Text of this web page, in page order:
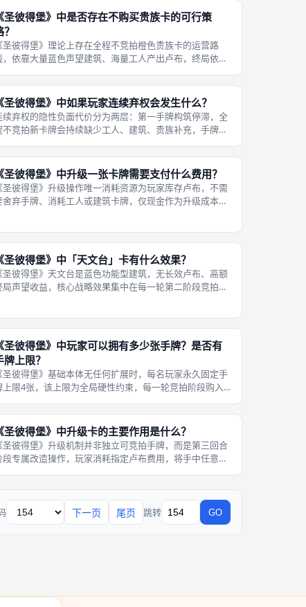
扩展为五人配套的新增内容包
《圣彼得堡》中是否存在不购买贵族卡的可行策
圣彼得堡》理论上存在全程不竞拍橙色贵族卡的运营路
，依靠大量蓝色声望建筑、海量工人产出卢布，终局依靠
乐，四人、五人标准对抗对局完全不具备取胜可行性，存
在三大天然短板无法弥补：第一分数上
《圣彼得堡》中如果玩家连续弃权会发生什么？
续弃权的隐性负面代价分为两层：第一手牌构筑停滞，全
不竞拍新卡牌会持续缺少工人、建筑、贵族补充，手牌长
轮拿到先手，无充足卡牌支撑也难以打出高分；第二公共
牌列高价值卡牌会被其他对手全部竞
《圣彼得堡》中升级一张卡牌需要支付什么费用？
圣彼得堡》升级操作唯一消耗资源为玩家库存卢布，不需
舍弃手牌、消耗工人或建筑卡牌，仅现金作为升级成本，
要6至8卢布；高阶基础卡牌升
《圣彼得堡》中「天文台」卡有什么效果？
圣彼得堡》天文台是蓝色功能型建筑，无长效卢布、高额
局声望收益，核心战略效果集中在每一轮第二阶段竞拍操
数量卡牌（基础天文台3张，升级
《圣彼得堡》中玩家可以拥有多少张手牌？是否有
牌上限？
圣彼得堡》基础本体无任何扩展时，每名玩家永久固定手
上限4张，该上限为全局硬性约束，每一轮竞拍阶段购入
有手牌中选择任意一张弃置至公共弃牌堆，才能将新购入
卡牌纳入手牌，弃置不可逆，无法回
《圣彼得堡》中升级卡的主要作用是什么？
圣彼得堡》升级机制并非独立可竞拍手牌，而是第三回合
段专属改造操作，玩家消耗指定卢布费用，将手中任意一
升方向区分清晰：绿色工人升级后每
下一页 尾页 跳转 GO